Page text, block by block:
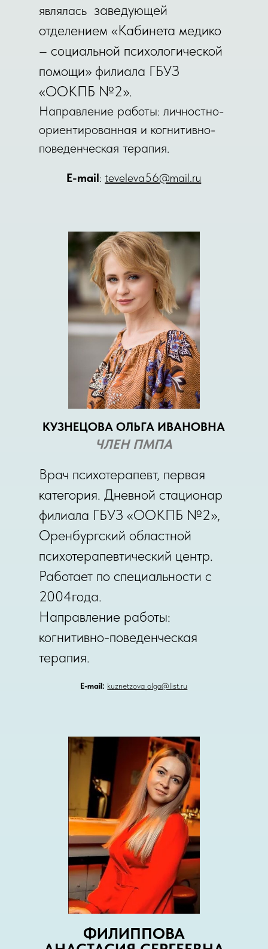
являлась заведующей
отделением «Кабинета медико
– социальной психологической
помощи» филиала ГБУЗ
«ООКПБ №2».
Направление работы: личностно-
ориентированная и когнитивно-
поведенческая терапия.
Е-mail:teveleva56@mail.ru
КУЗНЕЦОВА ОЛЬГА ИВАНОВНА
ЧЛЕН ПМПА
Врач психотерапевт, первая
категория. Дневной стационар
филиала ГБУЗ «ООКПБ №2»,
Оренбургский областной
психотерапевтический центр.
Работает по специальности с
2004года.
Направление работы:
когнитивно-поведенческая
терапия.
Е-mail: kuznetzova_olga@list.ru
ФИЛИППОВА